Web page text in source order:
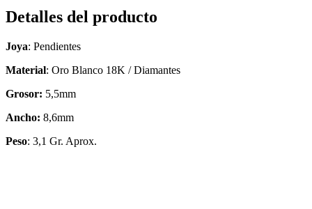
Gold
With
Diamonds
the
One
Approx.
Detalles del producto
Joya: Pendientes
Material: Oro Blanco 18K / Diamantes
Grosor: 5,5mm
Ancho: 8,6mm
Peso: 3,1 Gr. Aprox.